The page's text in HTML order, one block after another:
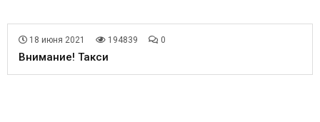
18 июня 2021 194839 0
Внимание! Такси